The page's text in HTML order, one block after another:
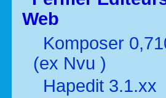
Web
Komposer
(ex Nvu )
Hapedit 3.1.xx